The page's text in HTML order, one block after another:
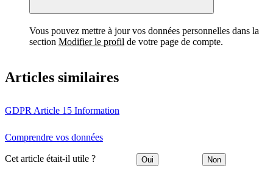
Vous pouvez mettre à jour vos données personnelles dans la
section Modifier le profil de votre page de compte.
Articles similaires
GDPR Article 15 Information
Comprendre vos données
Cet article était-il utile ? Oui Non